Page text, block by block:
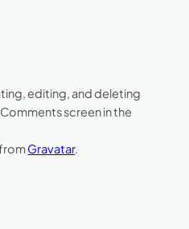
editing, and deleting
screen in the
Gravatar.